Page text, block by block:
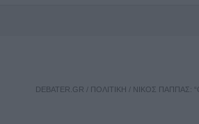
DEBATER.GR / ΠΟΛΙΤΙΚΗ / ΝΊΚΟΣ ΠΑΠΠΆΣ: